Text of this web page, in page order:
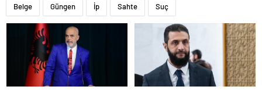
Belge Güngen İp Sahte Suç